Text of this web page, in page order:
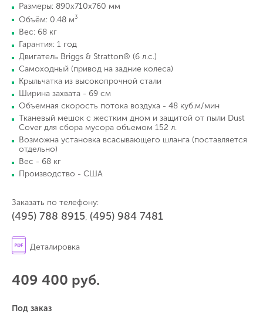
Размеры: 890х710х760 мм
Объём: 0.48 м3
Вес: 68 кг
Гарантия: 1 год
Двигатель Briggs & Stratton® (6 л.с.)
Самоходный (привод на задние колеса)
Крыльчатка из высокопрочной стали
Ширина захвата - 69 см
Объемная скорость потока воздуха - 48 куб.м/мин
Тканевый мешок с жестким дном и защитой от пыли Dust
Cover для сбора мусора объемом 152 л.
Возможна установка всасывающего шланга (поставляется
отдельно)
Вес - 68 кг
Производство - США
Заказать по телефону:
(495) 788 8915, (495) 984 7481
Деталировка
409 400 руб.
Под заказ